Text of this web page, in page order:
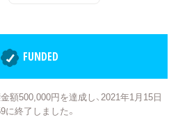
FUNDED
額500,000円を達成し、2021年1月15日
に終了しました。